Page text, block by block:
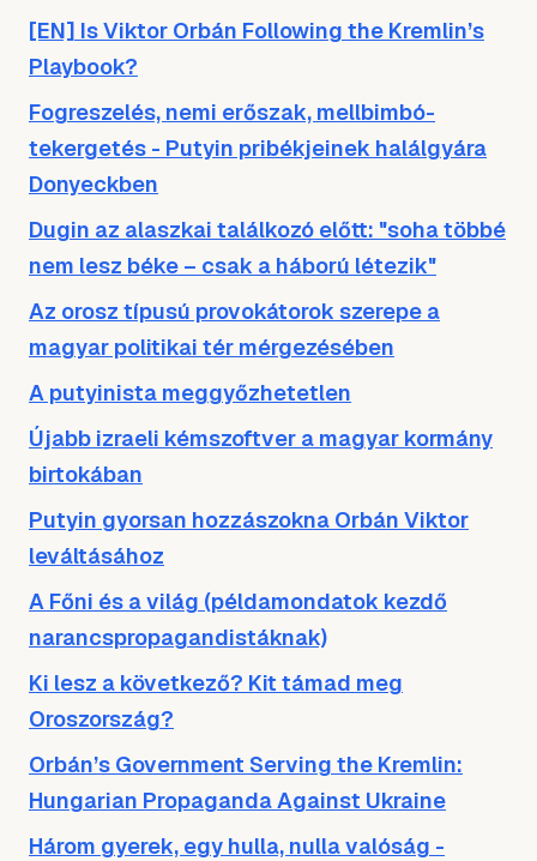
[EN] Is Viktor Orbán Following the Kremlin’s
Playbook?
Fogreszelés, nemi erőszak, mellbimbó-
tekergetés - Putyin pribékjeinek halálgyára
Donyeckben
Dugin az alaszkai találkozó előtt: "soha többé
nem lesz béke – csak a háború létezik"
Az orosz típusú provokátorok szerepe a
magyar politikai tér mérgezésében
A putyinista meggyőzhetetlen
Újabb izraeli kémszoftver a magyar kormány
birtokában
Putyin gyorsan hozzászokna Orbán Viktor
leváltásához
A Főni és a világ (példamondatok kezdő
narancspropagandistáknak)
Ki lesz a következő? Kit támad meg
Oroszország?
Orbán’s Government Serving the Kremlin:
Hungarian Propaganda Against Ukraine
Három gyerek, egy hulla, nulla valóság -